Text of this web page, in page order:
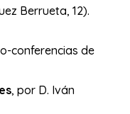
Berrueta, 12).
conferencias de
, por D. Iván